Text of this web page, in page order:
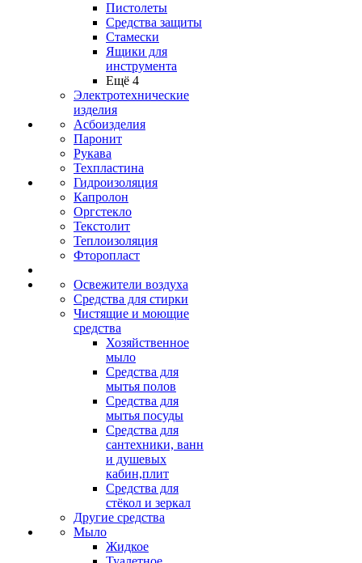
Пистолеты
Средства защиты
Стамески
Ящики для
инструмента
Ещё 4
Электротехнические
изделия
Асбоизделия
Паронит
Рукава
Техпластина
Гидроизоляция
Капролон
Оргстекло
Текстолит
Теплоизоляция
Фторопласт
Освежители воздуха
Средства для стирки
Чистящие и моющие
средства
Хозяйственное
мыло
Средства для
мытья полов
Средства для
мытья посуды
Средства для
сантехники, ванн
и душевых
кабин,плит
Средства для
стёкол и зеркал
Другие средства
Мыло
Жидкое